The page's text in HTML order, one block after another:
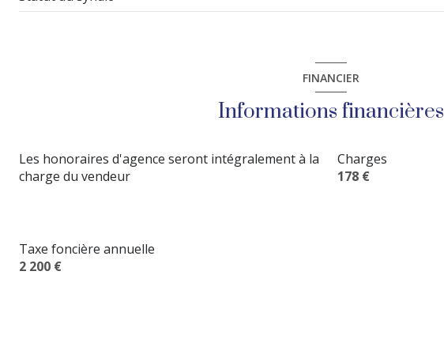
FINANCIER
Informations financières
Les honoraires d'agence seront intégralement à la
charge du vendeur
Charges
178 €
Taxe foncière annuelle
2 200 €